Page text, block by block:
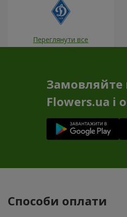
Переглянути все
Замовляйте
Flowers.ua і
Способи оплати